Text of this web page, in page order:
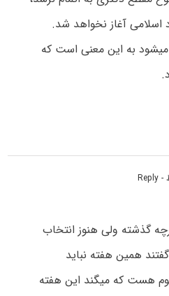
اسلامی آغاز نخواهد شد.
به این معنی است که
- Reply
گذشته ولی هنوز انتخاب
همین هفته نباید
هست که میگند این هفته